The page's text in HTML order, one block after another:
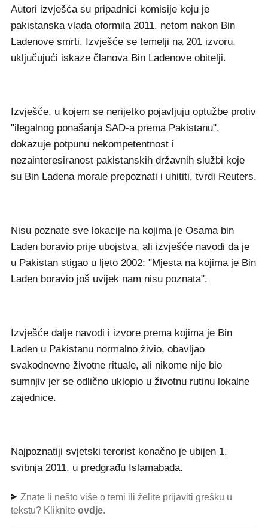
Autori izvješća su pripadnici komisije koju je
pakistanska vlada oformila 2011. netom nakon Bin
Ladenove smrti. Izvješće se temelji na 201 izvoru,
uključujući iskaze članova Bin Ladenove obitelji.
Izvješće, u kojem se nerijetko pojavljuju optužbe protiv
"ilegalnog ponašanja SAD-a prema Pakistanu",
dokazuje potpunu nekompetentnost i
nezainteresiranost pakistanskih državnih službi koje
su Bin Ladena morale prepoznati i uhititi, tvrdi Reuters.
Nisu poznate sve lokacije na kojima je Osama bin
Laden boravio prije ubojstva, ali izvješće navodi da je
u Pakistan stigao u ljeto 2002: "Mjesta na kojima je Bin
Laden boravio još uvijek nam nisu poznata".
Izvješće dalje navodi i izvore prema kojima je Bin
Laden u Pakistanu normalno živio, obavljao
svakodnevne životne rituale, ali nikome nije bio
sumnjiv jer se odlično uklopio u životnu rutinu lokalne
zajednice.
Najpoznatiji svjetski terorist konačno je ubijen 1.
svibnja 2011. u predgrađu Islamabada.
Znate li nešto više o temi ili želite prijaviti grešku u
tekstu? Kliknite ovdje.